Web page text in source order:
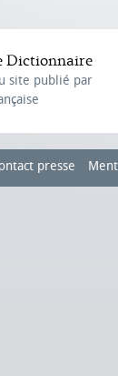
Dictionnaire
site publié par
presse